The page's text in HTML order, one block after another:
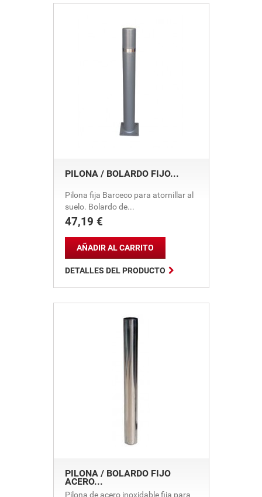
PILONA / BOLARDO FIJO...
Pilona fija Barceco para atornillar al
suelo. Bolardo de...
Precio
47,19 €

AÑADIR AL CARRITO
DETALLES DEL PRODUCTO
PILONA / BOLARDO FIJO
ACERO...
Pilona de acero inoxidable fija para